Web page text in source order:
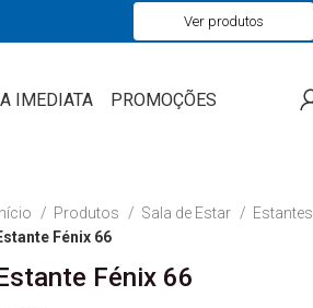
IMEDIATA PROMOÇÕES
Produtos Sala de Estar
Estantes
Fénix 66
Fénix 66
Ver produtos